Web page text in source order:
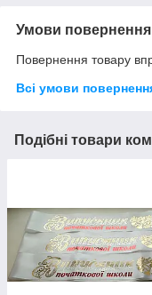
Умови повернення
Повернення товару
Всі умови
Подібні товари